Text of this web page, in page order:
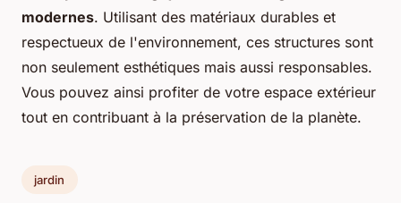
modernes. Utilisant des matériaux durables et
respectueux de l'environnement, ces structures sont
non seulement esthétiques mais aussi responsables.
Vous pouvez ainsi profiter de votre espace extérieur
tout en contribuant à la préservation de la planète.
jardin